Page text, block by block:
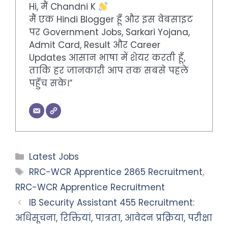
Hi, मैं Chandni K
मैं एक Hindi Blogger हूँ और इस वेबसाइट
पर Government Jobs, Sarkari Yojana,
Admit Card, Result और Career
Updates आसान भाषा में शेयर करती हूँ,
ताकि हर जानकारी आप तक सबसे पहले
पहुँच सके।”
Categories
Latest Jobs
Tags
RRC-WCR Apprentice 2865 Recruitment,
RRC-WCR Apprentice Recruitment
IB Security Assistant 455 Recruitment:
अधिसूचना, रिक्तियां, पात्रता, आवेदन प्रक्रिया, परीक्षा